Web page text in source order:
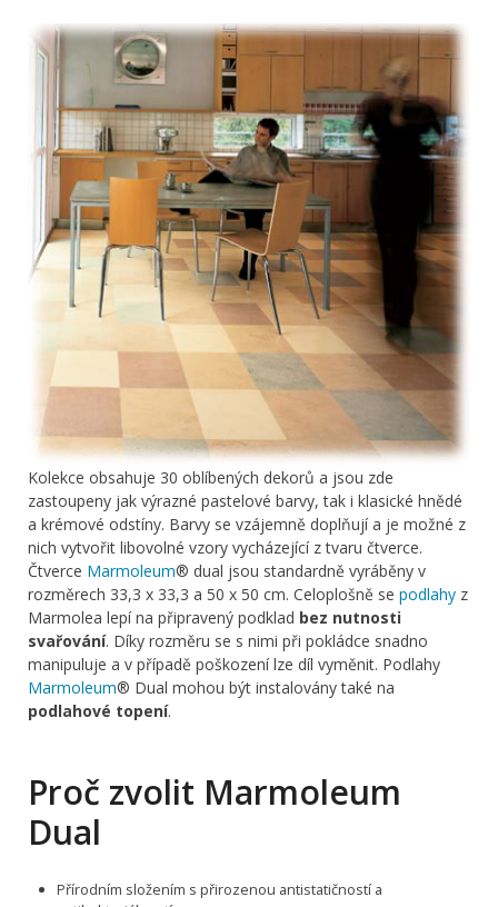
Kolekce obsahuje 30 oblíbených dekorů a jsou zde
zastoupeny jak výrazné pastelové barvy, tak i klasické hnědé
a krémové odstíny. Barvy se vzájemně doplňují a je možné z
nich vytvořit libovolné vzory vycházející z tvaru čtverce.
Čtverce Marmoleum® dual jsou standardně vyráběny v
rozměrech 33,3 x 33,3 a 50 x 50 cm. Celoplošně se podlahy z
Marmolea lepí na připravený podklad bez nutnosti
svařování. Díky rozměru se s nimi při pokládce snadno
manipuluje a v případě poškození lze díl vyměnit. Podlahy
Marmoleum® Dual mohou být instalovány také na
podlahové topení.
Proč zvolit Marmoleum
Dual
Přírodním složením s přirozenou antistatičností a